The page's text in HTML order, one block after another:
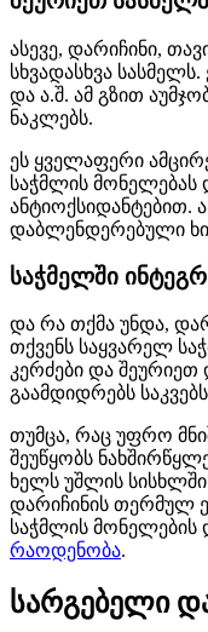
ასევე, დარიჩინი,
სხვადასხვა სასმელს.
და ა.შ. ამ გზით
ნაკლებს.
ეს ყველაფერი
საჭმლის მონელებას
ანტიოქსიდანტებით.
დაბლენდერებული
საჭმელში
და რა თქმა უნდა,
თქვენს საყვარელ
კერძები და
გაამდიდრებს
თუმცა, რაც უფრო
შეუწყობს
ხელს უშლის
დარიჩინის თერმულ
საჭმლის
რაოდენობა.
სარგებელი